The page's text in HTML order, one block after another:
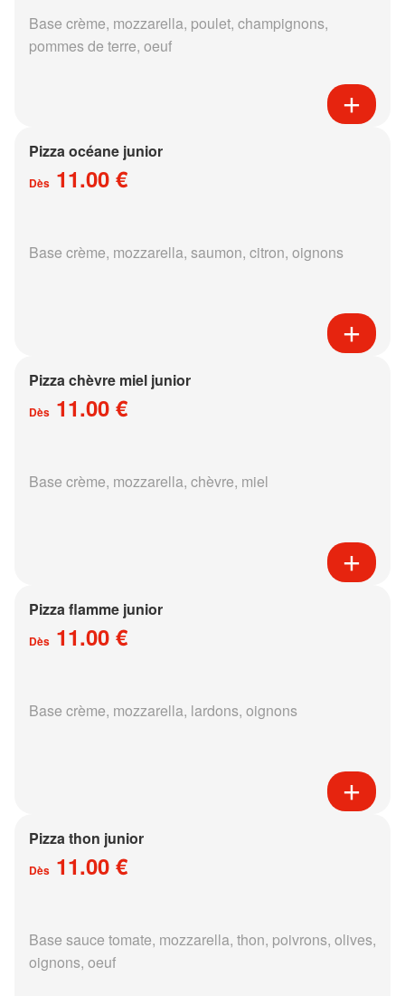
Base crème, mozzarella, poulet, champignons,
pommes de terre, oeuf
Pizza océane junior
Dès 11.00 €
Base crème, mozzarella, saumon, citron, oignons
Pizza chèvre miel junior
Dès 11.00 €
Base crème, mozzarella, chèvre, miel
Pizza flamme junior
Dès 11.00 €
Base crème, mozzarella, lardons, oignons
Pizza thon junior
Dès 11.00 €
Base sauce tomate, mozzarella, thon, poivrons, olives,
oignons, oeuf